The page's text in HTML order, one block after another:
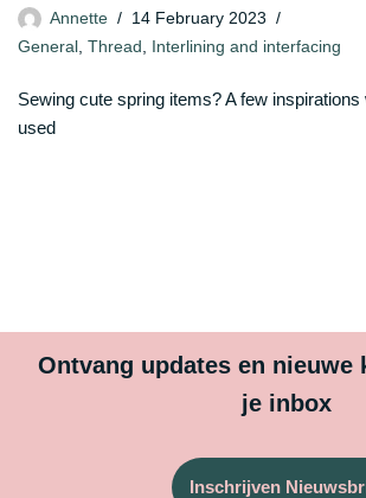
Annette
14 February 2023
General , Thread , Interlining and interfacing
Sewing cute spring items? A few
used
Ontvang updates en nieuwe
je inbox
Inschrijven